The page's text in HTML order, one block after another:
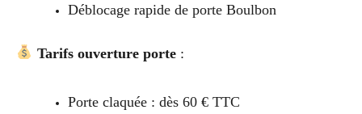
Déblocage rapide de porte Boulbon
Tarifs ouverture porte:
Porte claquée : dès 60 € TTC